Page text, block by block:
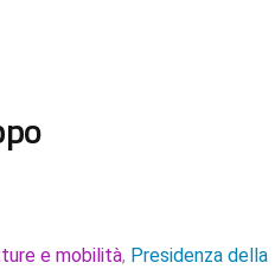
e mobilità, Presidenza della